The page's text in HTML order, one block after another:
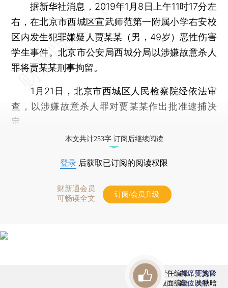
据新华社消息，2019年1月8日上午11时17分左
右，在北京市西城区宣武师范第一附属小学右安校
区内发生犯罪嫌疑人贾某某（男，49岁）恶性伤害
学生事件。北京市公安局西城分局以涉嫌故意杀人
罪将贾某某刑事拘留。
1月21日，北京市西城区人民检察院经依法审
查，以涉嫌故意杀人罪对贾某某作出批准逮捕决
定。
本文共计253字 订阅后继续阅读
登录 后获取已订阅的阅读权限
财新通会员
可畅读全文
订阅/会员升级
责任编辑：王逸吟
版面编辑：吴秋晗
首席赞赏官
虚位以待